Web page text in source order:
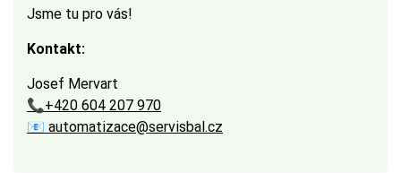
Jsme tu pro vás!
Kontakt:
Josef Mervart
📞+420 604 207 970
📧 automatizace@servisbal.cz